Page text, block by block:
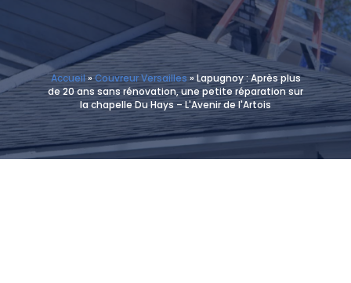
Accueil»Couvreur Versailles »Lapugnoy : Après plus
de 20 ans sans rénovation, une petite réparation sur
la chapelle Du Hays – L'Avenir de l'Artois